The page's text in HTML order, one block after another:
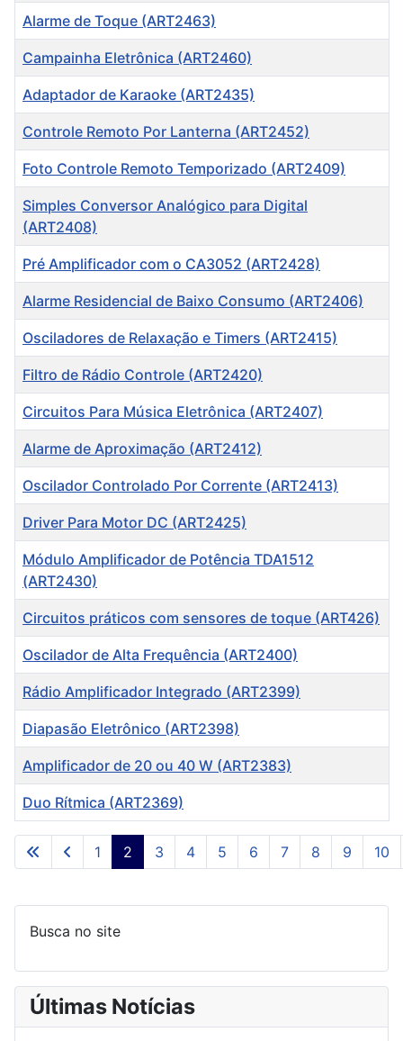
Artigos
Alarme de Toque (ART2463)
Campainha Eletrônica (ART2460)
Adaptador de Karaoke (ART2435)
Controle Remoto Por Lanterna (ART2452)
Foto Controle Remoto Temporizado (ART2409)
Simples Conversor Analógico para Digital
(ART2408)
Pré Amplificador com o CA3052 (ART2428)
Alarme Residencial de Baixo Consumo (ART2406)
Osciladores de Relaxação e Timers (ART2415)
Filtro de Rádio Controle (ART2420)
Circuitos Para Música Eletrônica (ART2407)
Alarme de Aproximação (ART2412)
Oscilador Controlado Por Corrente (ART2413)
Driver Para Motor DC (ART2425)
Módulo Amplificador de Potência TDA1512
(ART2430)
Circuitos práticos com sensores de toque (ART426)
Oscilador de Alta Frequência (ART2400)
Rádio Amplificador Integrado (ART2399)
Diapasão Eletrônico (ART2398)
Amplificador de 20 ou 40 W (ART2383)
Duo Rítmica (ART2369)
Página 2 de 42
1 2 3 4 5 6 7 8 9 10
Busca no site
Últimas Notícias